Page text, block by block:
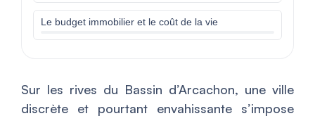
Le budget immobilier et le coût de la vie
Sur les rives du Bassin d’Arcachon, une ville
discrète et pourtant envahissante s’impose